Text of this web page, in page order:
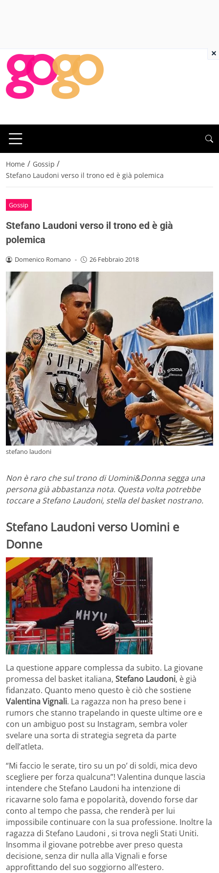
Home / Gossip /
Stefano Laudoni verso il trono ed è già polemica
Gossip
Stefano Laudoni verso il trono ed è già
polemica
Domenico Romano - 26 Febbraio 2018
stefano laudoni
Non è raro che sul trono di Uomini&Donna segga una
persona già abbastanza nota. Questa volta potrebbe
toccare a Stefano Laudoni, stella del basket nostrano.
Stefano Laudoni verso Uomini e
Donne
La questione appare complessa da subito. La giovane
promessa del basket italiana, Stefano Laudoni, è già
fidanzato. Quanto meno questo è ciò che sostiene
Valentina Vignali. La ragazza non ha preso bene i
rumors che stanno trapelando in queste ultime ore e
con un ambiguo post su Instagram, sembra voler
svelare una sorta di strategia segreta da parte
dell’atleta.
“Mi faccio le serate, tiro su un po’ di soldi, mica devo
scegliere per forza qualcuna”! Valentina dunque lascia
intendere che Stefano Laudoni ha intenzione di
ricavarne solo fama e popolarità, dovendo forse dar
conto al tempo che passa, che renderà per lui
impossibile continuare con la sua professione. Inoltre la
ragazza di Stefano Laudoni , si trova negli Stati Uniti.
Insomma il giovane potrebbe aver preso questa
decisione, senza dir nulla alla Vignali e forse
approfittando del suo soggiorno all’estero.
×